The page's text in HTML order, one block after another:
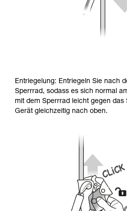
Entriegelung: Entriegeln Sie nach
Sperrrad, sodass es sich normal
mit dem Sperrrad leicht gegen das
Gerät gleichzeitig nach oben.